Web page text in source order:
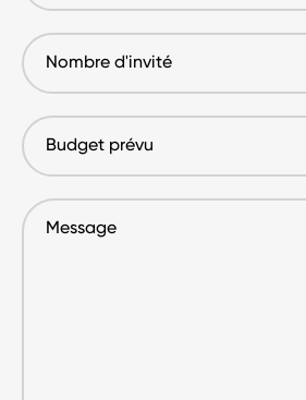
Nombre
d'invité
Budget
prévu
Message